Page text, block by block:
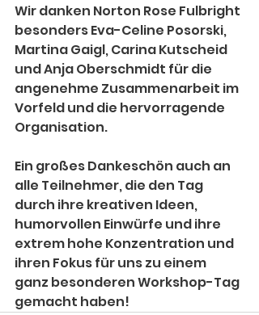
Wir danken Norton Rose Fulbright
besonders Eva-Celine Posorski,
Martina Gaigl, Carina Kutscheid
und Anja Oberschmidt für die
angenehme Zusammenarbeit im
Vorfeld und die hervorragende
Organisation.
Ein großes Dankeschön auch an
alle Teilnehmer, die den Tag
durch ihre kreativen Ideen,
humorvollen Einwürfe und ihre
extrem hohe Konzentration und
ihren Fokus für uns zu einem
ganz besonderen Workshop-Tag
gemacht haben!